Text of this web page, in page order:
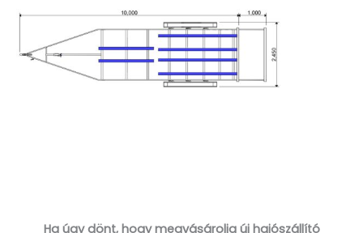
Ha úgy dönt, hogy megvásárolja új hajószállító